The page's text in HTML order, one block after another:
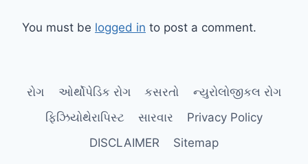
You must be logged in to post a comment.
રોગ ઓર્થોપેડિક રોગ કસરતો
ન્યુરોલોજીકલ રોગ
ફિઝિયોથેરાપિસ્ટ
સારવાર
Privacy Policy
DISCLAIMER
Sitemap